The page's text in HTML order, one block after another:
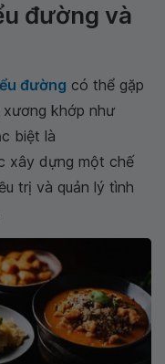
đường và
đường có thể gặp
xương khớp như
biệt là
xây dựng một chế
trị và quản lý tình